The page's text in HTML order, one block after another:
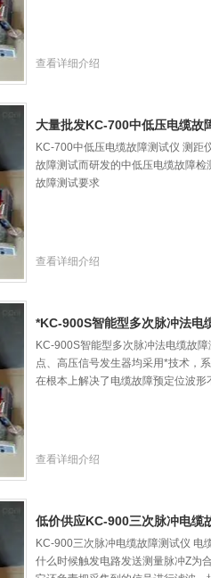
查看详细介绍
大量批发KC-700中低压电缆故
KC-700中低压电缆故障测试仪 测距
故障测试而研发的中低压电缆故障
故障测试要求
查看详细介绍
*KC-900S智能型多次脉冲法电
KC-900S智能型多次脉冲法电缆故
点、高压信号发生器均采用*技术，
在根本上解决了电缆故障预定位波形
查看详细介绍
低价供应KC-900三次脉冲电缆
KC-900三次脉冲电缆故障测试仪 电
什么时候触发电路发送测量脉冲Z为